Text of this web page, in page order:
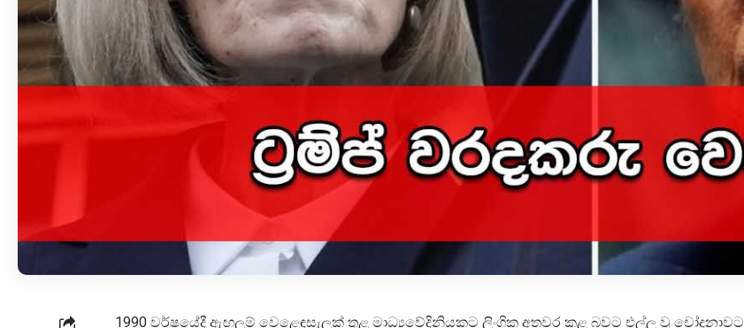
1990 වර්ෂයේදී ඇඟලුම් වෙළෙඳසැලක් තුළ මාධ්‍යවේදිනියකට ලිංගික අතවර කළ බවට එල්ල වූ චෝදනාවට